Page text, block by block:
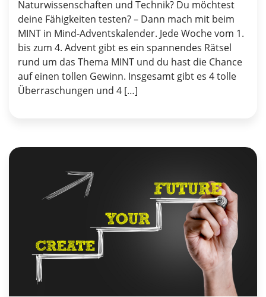
Naturwissenschaften und Technik? Du möchtest
deine Fähigkeiten testen? – Dann mach mit beim
MINT in Mind-Adventskalender. Jede Woche vom 1.
bis zum 4. Advent gibt es ein spannendes Rätsel
rund um das Thema MINT und du hast die Chance
auf einen tollen Gewinn. Insgesamt gibt es 4 tolle
Überraschungen und 4 […]